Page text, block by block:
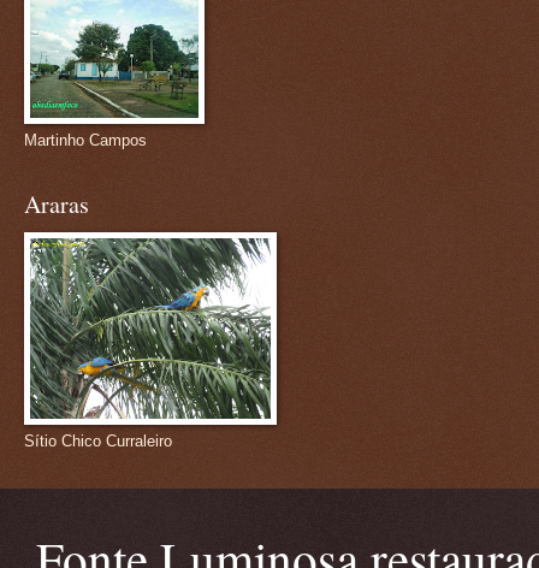
Martinho Campos
Araras
Sítio Chico Curraleiro